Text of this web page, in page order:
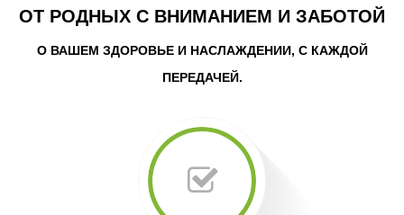
ОТ РОДНЫХ С ВНИМАНИЕМ И ЗАБОТОЙ
О ВАШЕМ ЗДОРОВЬЕ И НАСЛАЖДЕНИИ, С КАЖДОЙ
ПЕРЕДАЧЕЙ.